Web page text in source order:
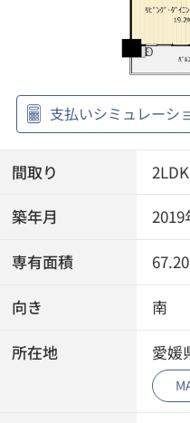
支払いシミュレーシ
間取り 2LDK
築年月 2019
専有面積
向き 南
所在地 愛媛